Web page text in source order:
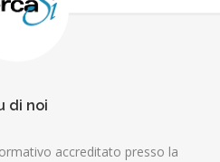
di noi
accreditato presso la